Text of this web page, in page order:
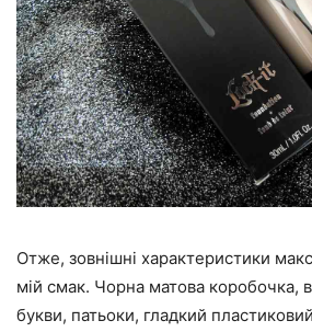
Отже, зовнішні характеристики
мій смак. Чорна матова коробочка,
букви, патьоки, гладкий